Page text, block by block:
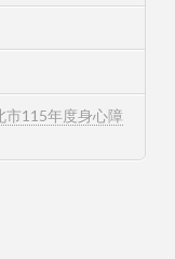
市115年度身心障